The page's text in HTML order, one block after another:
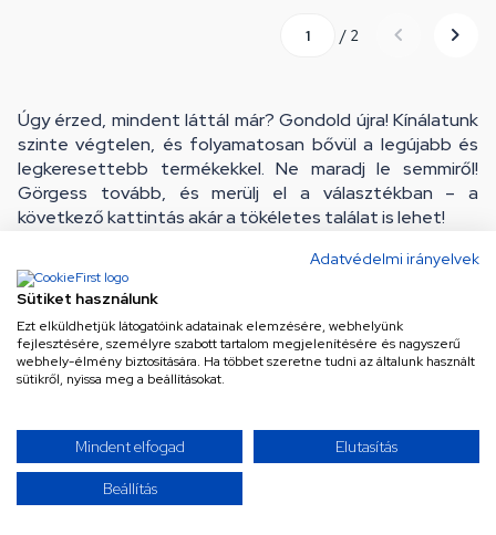
Adatvédelmi irányelvek
Sütiket használunk
Ezt elküldhetjük látogatóink adatainak elemzésére, webhelyünk
fejlesztésére, személyre szabott tartalom megjelenítésére és nagyszerű
webhely-élmény biztosítására. Ha többet szeretne tudni az általunk használt
sütikről, nyissa meg a beállításokat.
Mindent elfogad Elutasítás
Beállítás
/ 2
Úgy érzed, mindent láttál már? Gondold újra! Kínálatunk
szinte végtelen, és folyamatosan bővül a legújabb és
legkeresettebb termékekkel. Ne maradj le semmiről!
Görgess tovább, és merülj el a választékban – a
következő kattintás akár a tökéletes találat is lehet!
Ne maradj le a legjobb
ajánlatokról!